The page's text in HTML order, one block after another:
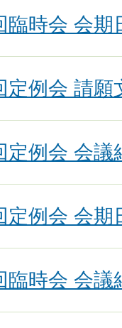
臨時会 会期
定例会 請願
定例会 会議
定例会 会期
臨時会 会議